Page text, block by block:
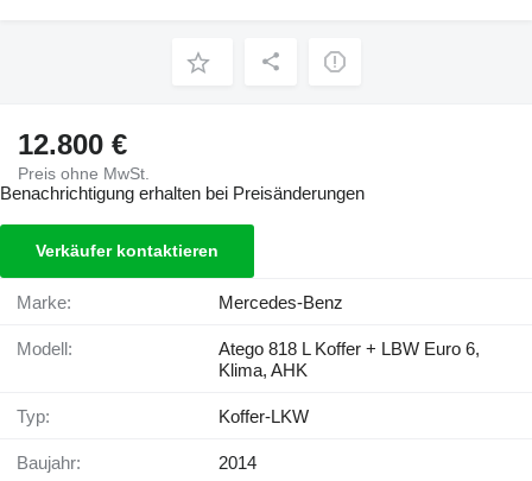
12.800 €
Preis ohne MwSt.
Benachrichtigung erhalten bei Preisänderungen
Verkäufer kontaktieren
Marke: Mercedes-Benz
Modell:
Atego 818 L Koffer + LBW Euro 6,
Klima, AHK
Typ: Koffer-LKW
Baujahr: 2014